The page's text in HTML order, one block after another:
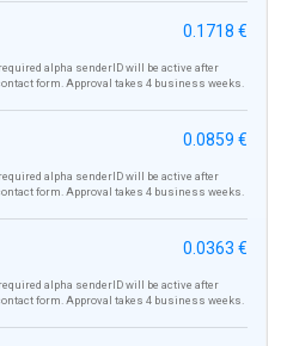
0.1718 €
alpha senderID will be active after
form. Approval takes 4 business weeks.
0.0859 €
alpha senderID will be active after
form. Approval takes 4 business weeks.
0.0363 €
alpha senderID will be active after
form. Approval takes 4 business weeks.